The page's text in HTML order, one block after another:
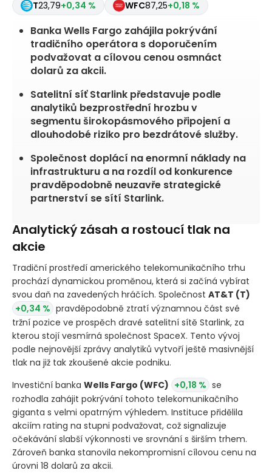
T23,79+0,34 % WFC87,25+0,18 %
Banka Wells Fargo zahájila pokrývání
tradičního operátora s doporučením
podvažovat a cílovou cenou osmnáct
dolarů za akcii.
Satelitní síť Starlink představuje podle
analytiků bezprostřední hrozbu v
segmentu širokopásmového připojení a
dlouhodobé riziko pro bezdrátové služby.
Společnost doplácí na enormní náklady na
infrastrukturu a na rozdíl od konkurence
pravděpodobně neuzavře strategické
partnerství se sítí Starlink.
Analytický zásah a rostoucí tlak na
akcie
Tradiční prostředí amerického telekomunikačního trhu
prochází dynamickou proměnou, která si začíná vybírat
svou daň na zavedených hráčích. Společnost AT&T (T)
+0,34 % pravděpodobně ztratí významnou část své
tržní pozice ve prospěch dravé satelitní sítě Starlink, za
kterou stojí vesmírná společnost SpaceX. Tento vývoj
podle nejnovější zprávy analytiků vytvoří ještě masivnější
tlak na již tak zkoušené akcie podniku.
Investiční banka Wells Fargo (WFC) +0,18 % se
rozhodla zahájit pokrývání tohoto telekomunikačního
giganta s velmi opatrným výhledem. Instituce přidělila
akciím rating na stupni podvažovat, což signalizuje
očekávání slabší výkonnosti ve srovnání s širším trhem.
Zároveň banka stanovila nekompromisní cílovou cenu na
úrovni 18 dolarů za akcii.